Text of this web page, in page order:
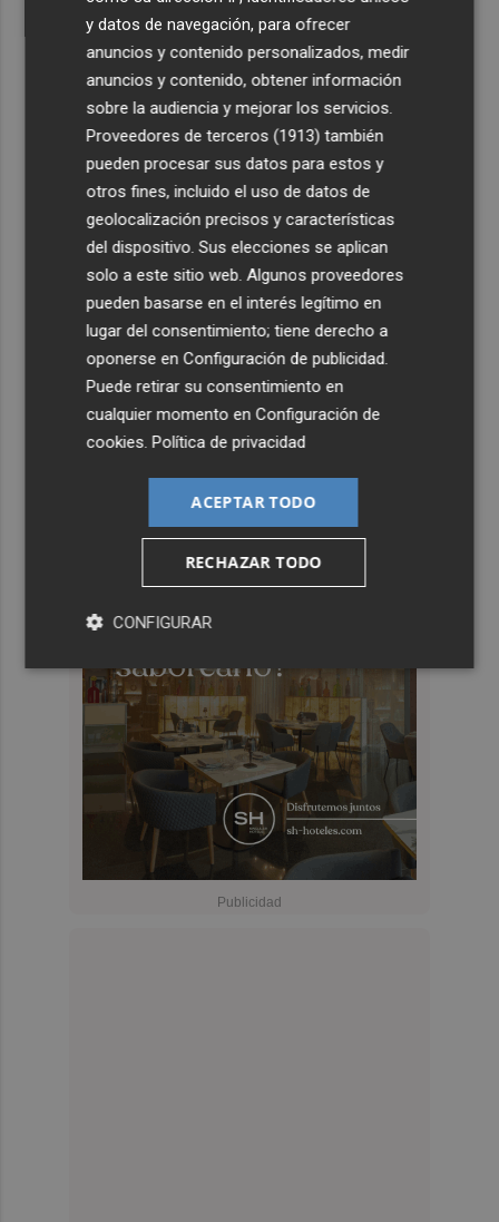
y datos de navegación, para ofrecer
anuncios y contenido personalizados, medir
anuncios y contenido, obtener información
sobre la audiencia y mejorar los servicios.
Proveedores de terceros (1913) también
pueden procesar sus datos para estos y
otros fines, incluido el uso de datos de
geolocalización precisos y características
del dispositivo. Sus elecciones se aplican
solo a este sitio web. Algunos proveedores
pueden basarse en el interés legítimo en
lugar del consentimiento; tiene derecho a
oponerse enConfiguración de publicidad.
Puede retirar su consentimiento en
cualquier momento enConfiguración de
cookies.Política de privacidad
ACEPTAR TODO
RECHAZAR TODO
CONFIGURAR